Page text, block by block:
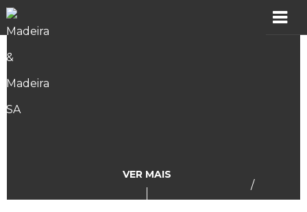
Assistência
/
VER MAIS